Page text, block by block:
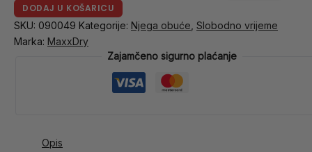
DODAJ U KOŠARICU
SKU: 090049 Kategorije: Njega obuće, Slobodno vrijeme
Marka: MaxxDry
Zajamčeno sigurno plaćanje
Opis